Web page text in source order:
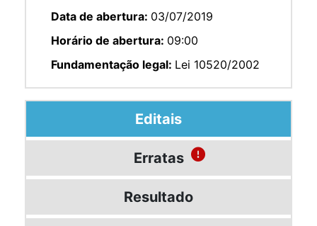
Data de abertura: 03/07/2019
Horário de abertura: 09:00
Fundamentação legal: Lei 10520/2002
Editais
Erratas
Resultado